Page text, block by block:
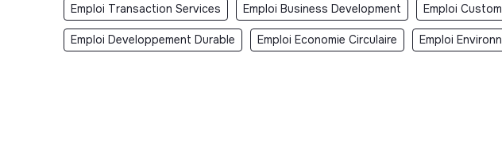
Emploi Transaction Services Emploi Business Development Emploi
Emploi Developpement Durable Emploi Economie Circulaire Emploi